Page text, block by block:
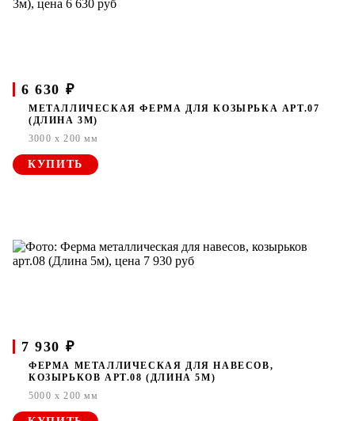
6 630 ₽
МЕТАЛЛИЧЕСКАЯ ФЕРМА ДЛЯ КОЗЫРЬКА АРТ.07
(ДЛИНА 3М)
3000 x 200 мм
КУПИТЬ
7 930 ₽
ФЕРМА МЕТАЛЛИЧЕСКАЯ ДЛЯ НАВЕСОВ,
КОЗЫРЬКОВ АРТ.08 (ДЛИНА 5М)
5000 x 200 мм